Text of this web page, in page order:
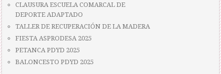
CLAUSURA ESCUELA COMARCAL DE
DEPORTE ADAPTADO
TALLER DE RECUPERACIÓN DE LA MADERA
FIESTA ASPRODESA 2025
PETANCA PDYD 2025
BALONCESTO PDYD 2025